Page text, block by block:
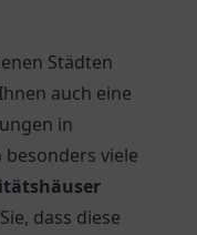
Städten
auch eine
in
viele
dass diese